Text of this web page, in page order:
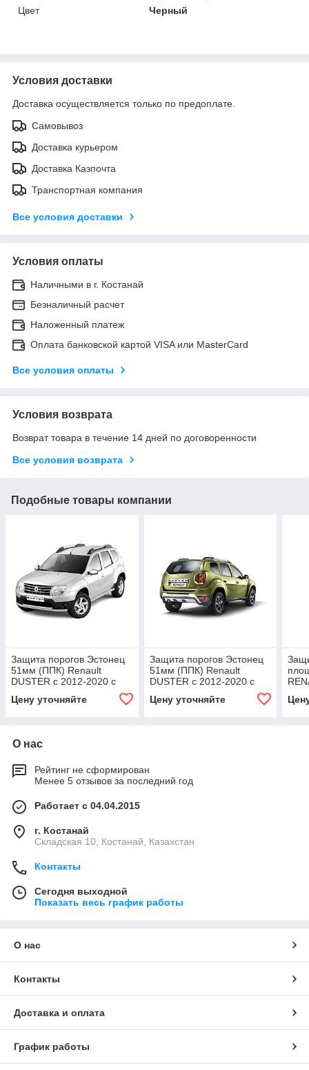
Цвет
Черный
Условия доставки
Доставка осуществляется только по предоплате.
Самовывоз
Доставка курьером
Доставка Казпочта
Транспортная компания
Все условия доставки
Условия оплаты
Наличными в г. Костанай
Безналичный расчет
Наложенный платеж
Оплата банковской картой VISA или MasterCard
Все условия оплаты
Условия возврата
Возврат товара в течение 14 дней по договоренности
Все условия возврата
Подобные товары компании
Защита порогов Эстонец
51мм (ППК) Renault
DUSTER с 2012-2020 с
алюм. площадкой Искра (
Серебристый)
Цену уточняйте
Защита порогов Эстонец
51мм (ППК) Renault
DUSTER с 2012-2020 с
Шагрень (Черный)
Цену уточняйте
О нас
Рейтинг не сформирован
Менее 5 отзывов за последний год
Работает с 04.04.2015
г. Костанай
Складская 10, Костанай, Казахстан
Контакты
Сегодня выходной
Показать весь график работы
О нас
Контакты
Доставка и оплата
График работы